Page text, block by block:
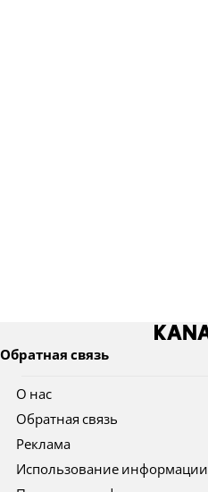
Обратная связь
О нас
Обратная связь
Реклама
Использование информации